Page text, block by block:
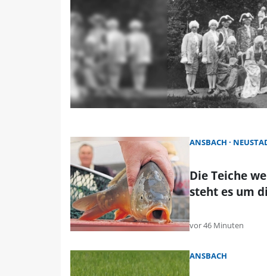
ANSBACH
Die Teiche
steht es um
vor 46 Minuten
ANSBACH